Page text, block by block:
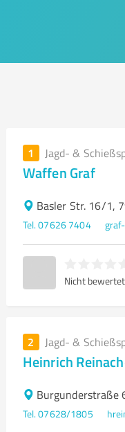
1 Jagd- &
Waffen Graf
Basler Str. 16/1,
Tel. 07626 7404
Nicht bewertet
2 Jagd- &
Heinrich
Burgunderstraße
Tel. 07628/1805